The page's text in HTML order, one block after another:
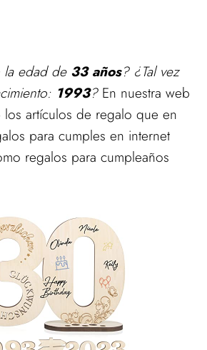
la edad de 33 años? ¿Tal vez
1993?En nuestra web
artículos de regalo que en
para cumples en internet
regalos para cumpleaños